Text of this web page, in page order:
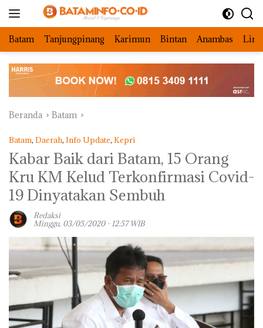
Batam Tanjungpinang Karimun Bintan Anambas
Beranda Batam
Batam, Daerah, Info Update, Kepri
Kabar Baik dari Batam, 15 Orang
Kru KM Kelud Terkonfirmasi Covid-
19 Dinyatakan Sembuh
Redaksi
Minggu, 03/05/2020 - 12:57 WIB